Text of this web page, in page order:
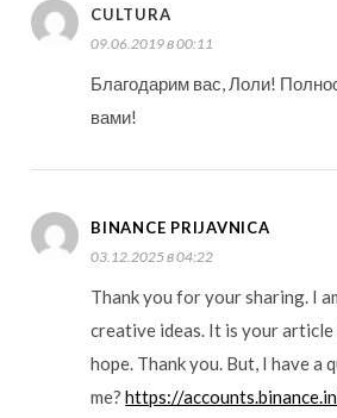
CULTURA
09.06.2019 в 00:11
Благодарим вас, Лоли!
вами!
BINANCE PRIJAVNICA
03.12.2025 в 04:22
Thank you for your sharing. I
creative ideas. It is your
hope. Thank you. But, I have a
me?https://